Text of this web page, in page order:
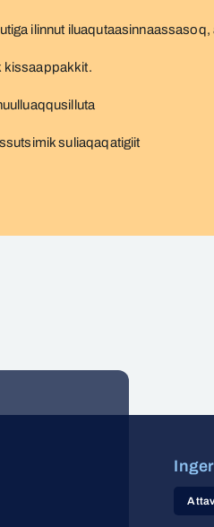
ilinnut
kissaappakkit.
suliaqaqatigiit